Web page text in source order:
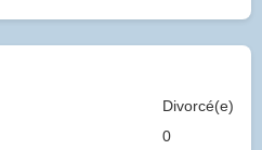
Divorcé(e)
0